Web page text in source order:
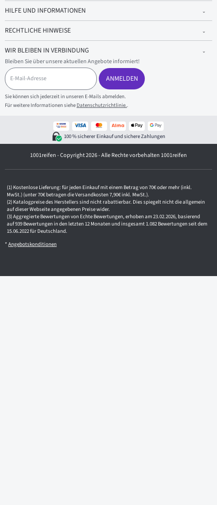
HILFE UND INFORMATIONEN
RECHTLICHE HINWEISE
WIR BLEIBEN IN VERBINDUNG
Bleiben Sie über unsere aktuellen Angebote informiert!
E
-
M
a
i
l
e
ANMELDEN
Sie können sich jederzeit in unseren E-Mails abmelden.
Für weitere Informationen siehe Datenschutzrichtlinie..
100 % sicherer Einkauf und sichere Zahlungen
1001reifen - Copyright 2026 - Alle Rechte vorbehalten 1001reifen
Kostenlose Lieferung: für jeden Einkauf mit einem Betrag von 70€ oder mehr (inkl.
MwSt.) (unter 70€ betragen die Versandkosten 7,90€ inkl. MwSt.).
Katalogpreise des Herstellers sind nicht rabattierbar. Dies spiegelt nicht die allgemein
auf dieser Webseite angegebenen Preise wider.
Aggregierte Bewertungen von Echte Bewertungen, erhoben am 23.02.2026, basierend
auf 939 Bewertungen in den letzten 12 Monaten und insgesamt 1.082 Bewertungen seit dem
15.06.2022 für Deutschland.
* Angebotskonditionen